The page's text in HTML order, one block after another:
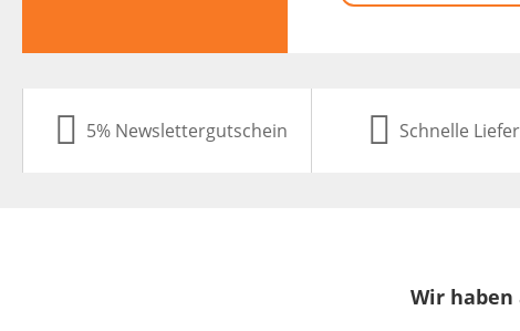
5% Newslettergutschein Schnelle
Wir